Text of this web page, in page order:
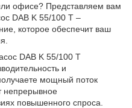
офисе? Представляем вам
DAB K 55/100 T –
которое обеспечит ваш
DAB K 55/100 T
и
мощный поток
непрерывное
повышенного спроса.